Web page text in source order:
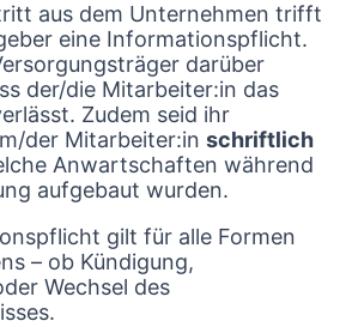
aus dem Unternehmen trifft
eine Informationspflicht.
darüber
der/die Mitarbeiter:in das
Zudem seid ihr
der Mitarbeiter:in schriftlich
Anwartschaften während
aufgebaut wurden.
gilt für alle Formen
– ob Kündigung,
Wechsel des